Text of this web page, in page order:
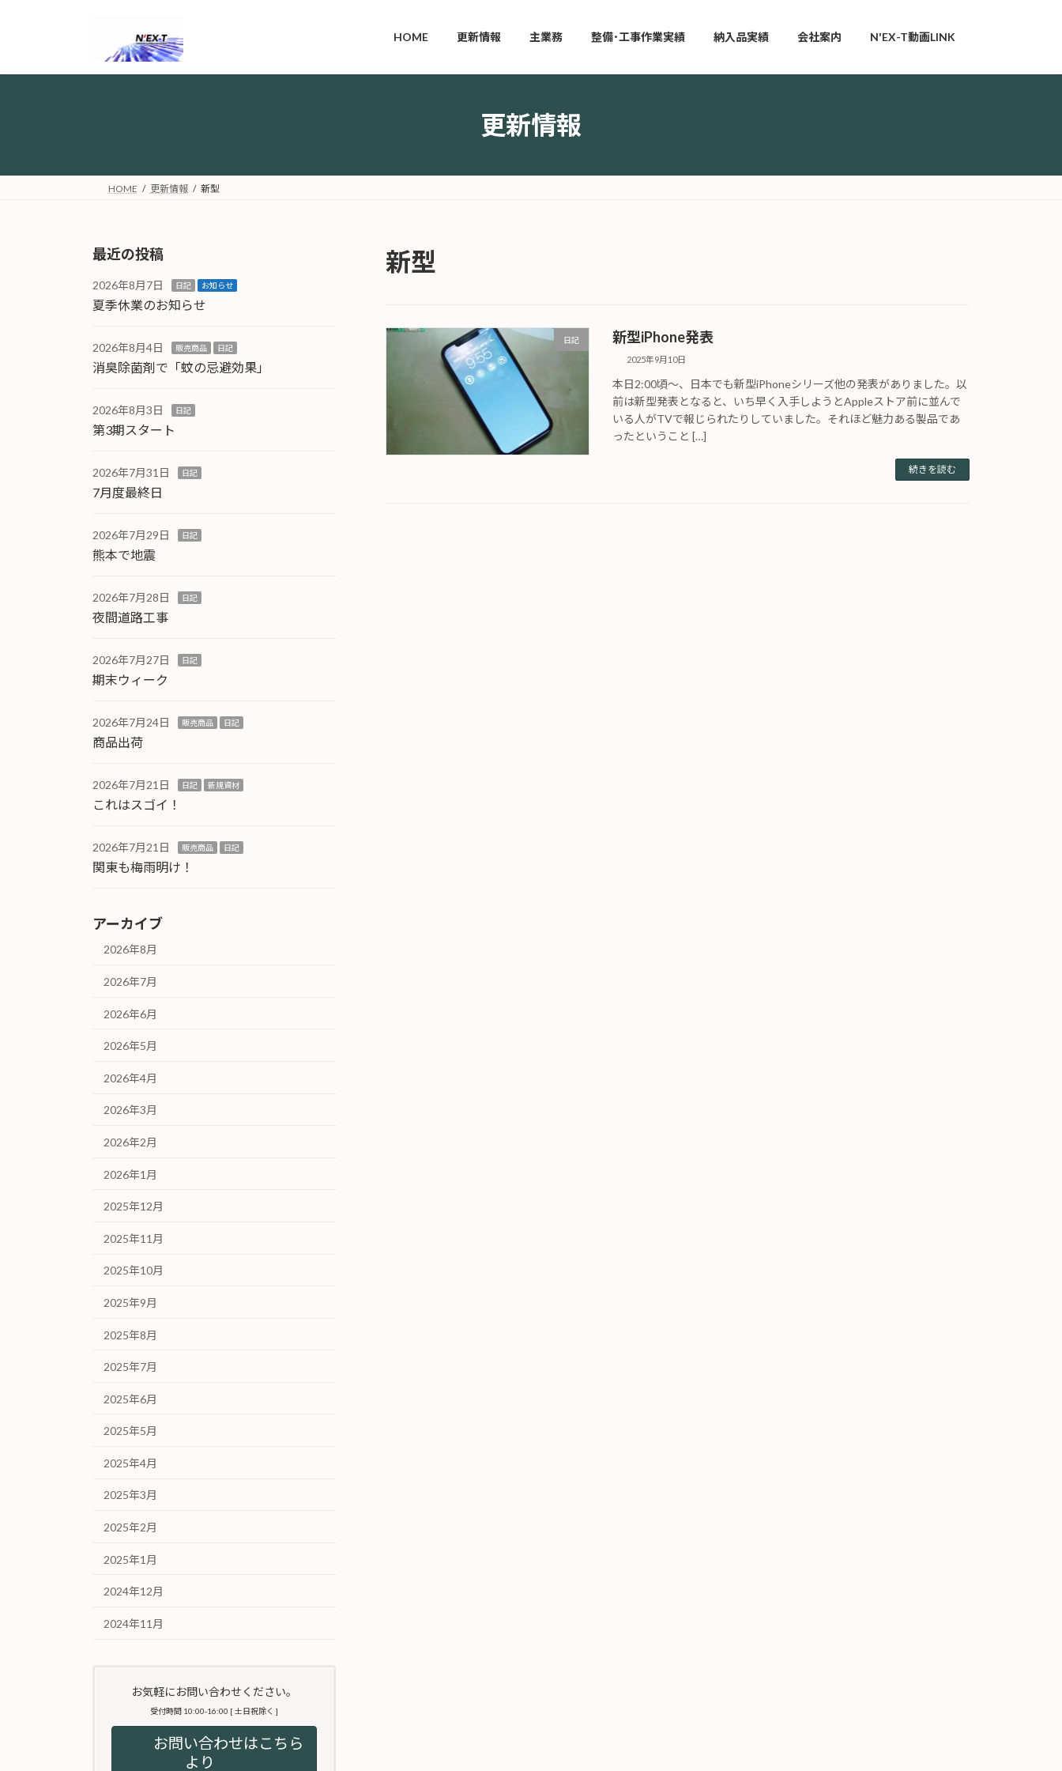
プ
動
HOME 更新情報 主業務 整備･工事作業実績 納入品実績 会社案内 N'EX-T動画LINK
更新情報
HOME 更新情報 新型
新型
日記 新型iPhone発表
2025年9月10日
本日2:00頃〜、日本でも新型iPhoneシリーズ他の発表がありました。以
前は新型発表となると、いち早く入手しようとAppleストア前に並んで
いる人がTVで報じられたりしていました。それほど魅力ある製品であ
ったということ […]
続きを読む
最近の投稿
2026年8月7日 日記 お知らせ
夏季休業のお知らせ
2026年8月4日 販売商品 日記
消臭除菌剤で「蚊の忌避効果」
2026年8月3日 日記
第3期スタート
2026年7月31日 日記
7月度最終日
2026年7月29日 日記
熊本で地震
2026年7月28日 日記
夜間道路工事
2026年7月27日 日記
期末ウィーク
2026年7月24日 販売商品 日記
商品出荷
2026年7月21日 日記 新規資材
これはスゴイ！
2026年7月21日 販売商品 日記
関東も梅雨明け！
アーカイブ
2026年8月
2026年7月
2026年6月
2026年5月
2026年4月
2026年3月
2026年2月
2026年1月
2025年12月
2025年11月
2025年10月
2025年9月
2025年8月
2025年7月
2025年6月
2025年5月
2025年4月
2025年3月
2025年2月
2025年1月
2024年12月
2024年11月
お気軽にお問い合わせください。
受付時間 10:00-16:00 [ 土日祝除く ]
お問い合わせはこちら
より